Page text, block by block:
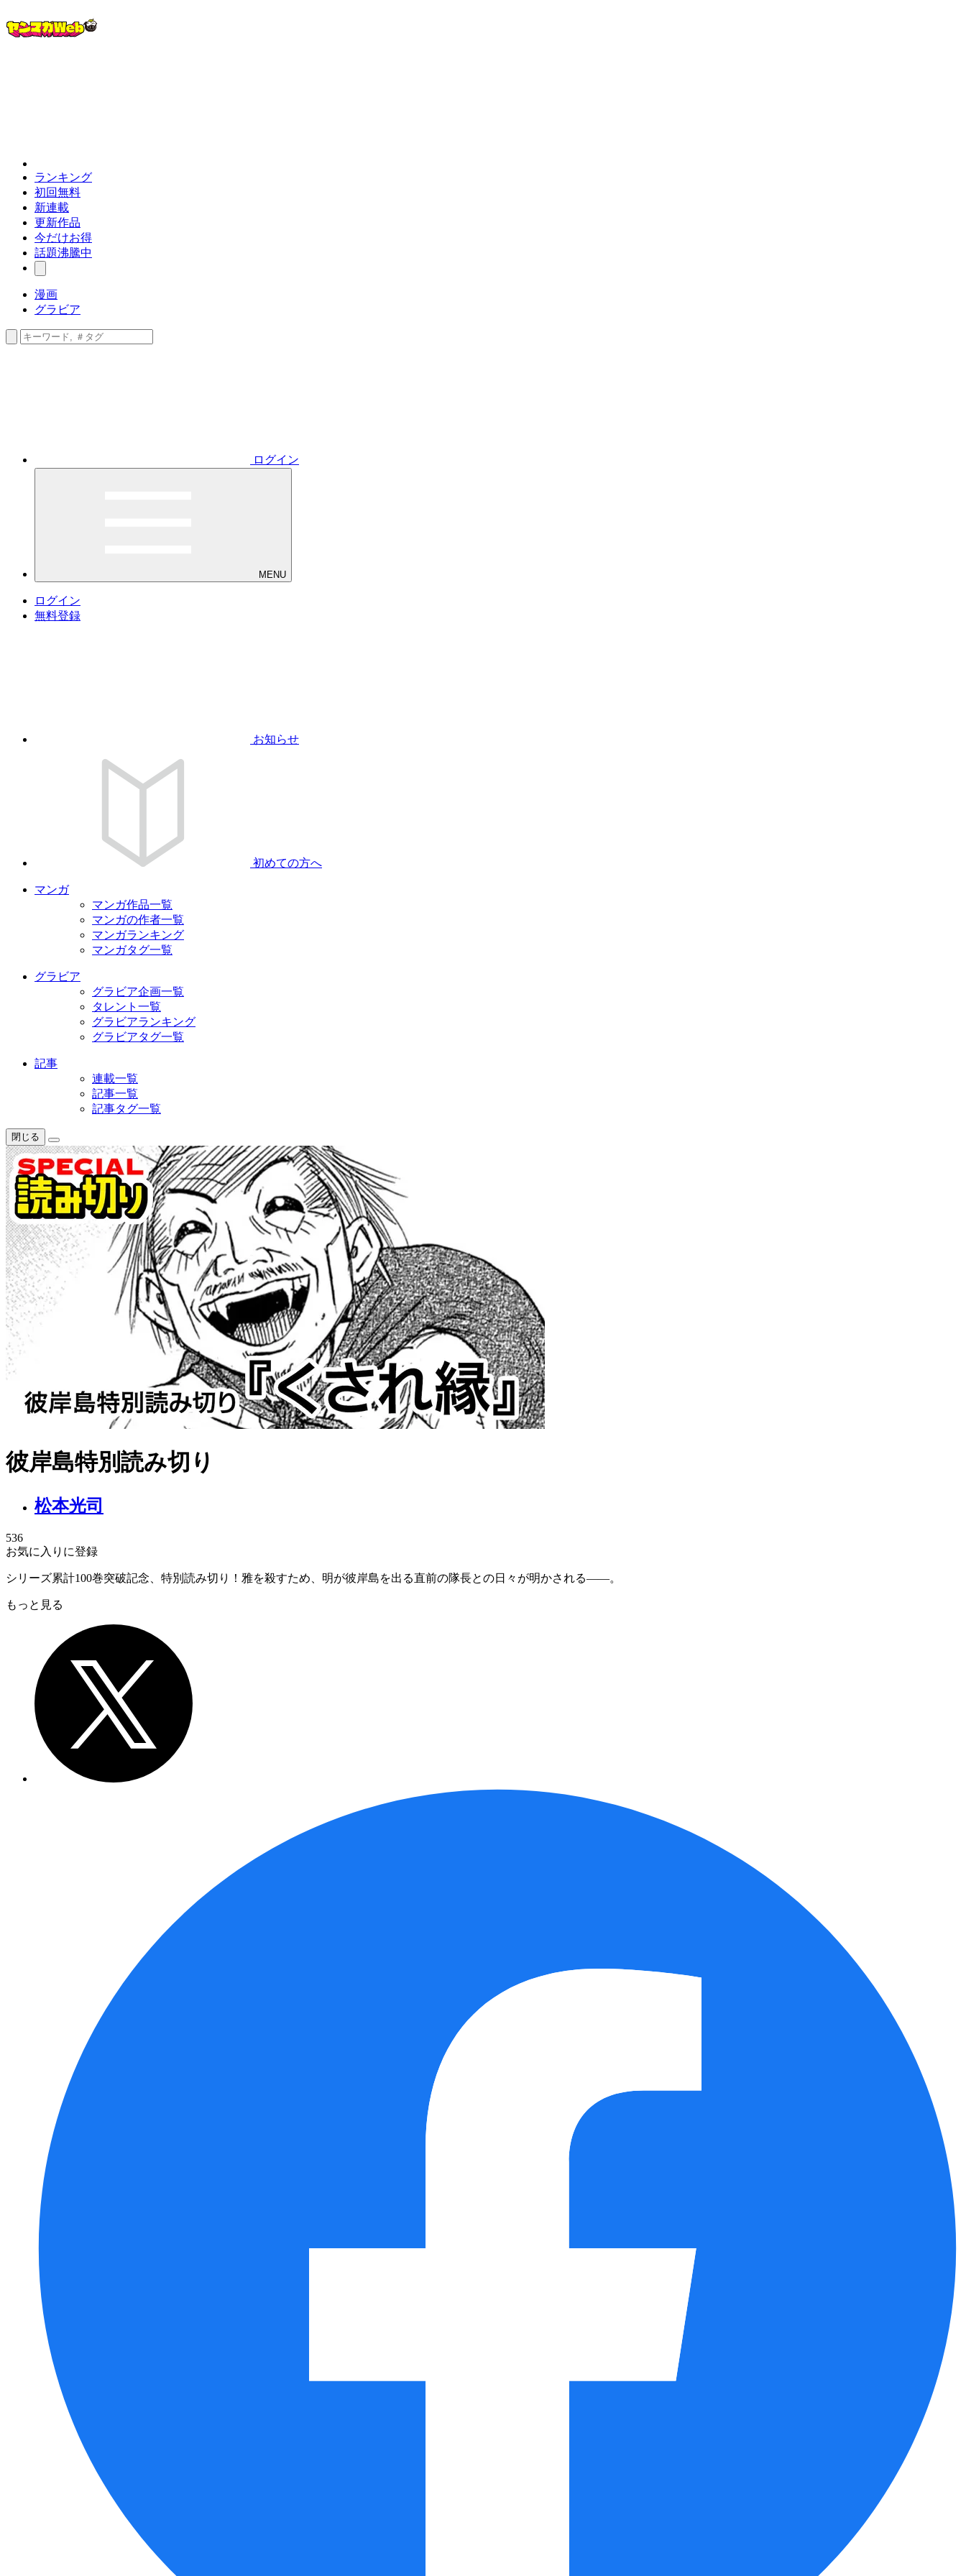
ランキング
初回無料
新連載
更新作品
今だけお得
話題沸騰中
漫画
グラビア
ログイン
MENU
ログイン
無料登録
お知らせ
初めての方へ
マンガ
マンガ作品一覧
マンガの作者一覧
マンガランキング
マンガタグ一覧
グラビア
グラビア企画一覧
タレント一覧
グラビアランキング
グラビアタグ一覧
記事
連載一覧
記事一覧
記事タグ一覧
閉じる
彼岸島特別読み切り
松本光司
536
お気に入りに登録
シリーズ累計100巻突破記念、特別読み切り！雅を殺すため、明が彼岸島を出る直前の隊長との日々が明かされる――。
もっと見る